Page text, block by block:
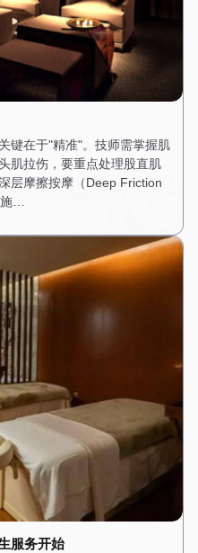
键在于"精准"。技师需掌握肌
肌拉伤，要重点处理股直肌
层摩擦按摩（Deep Friction
…
服务开始